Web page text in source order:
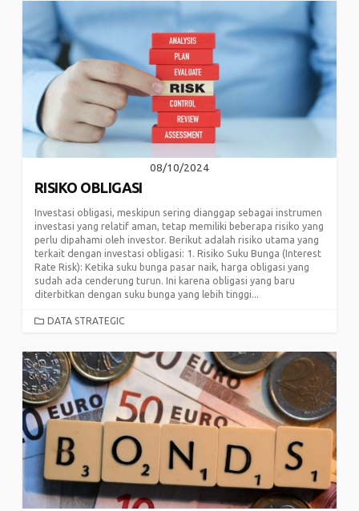
08/10/2024
RISIKO OBLIGASI
Investasi obligasi, meskipun sering dianggap sebagai instrumen
investasi yang relatif aman, tetap memiliki beberapa risiko yang
perlu dipahami oleh investor. Berikut adalah risiko utama yang
terkait dengan investasi obligasi: 1. Risiko Suku Bunga (Interest
Rate Risk): Ketika suku bunga pasar naik, harga obligasi yang
sudah ada cenderung turun. Ini karena obligasi yang baru
diterbitkan dengan suku bunga yang lebih tinggi...
CATEGORIES
DATA STRATEGIC